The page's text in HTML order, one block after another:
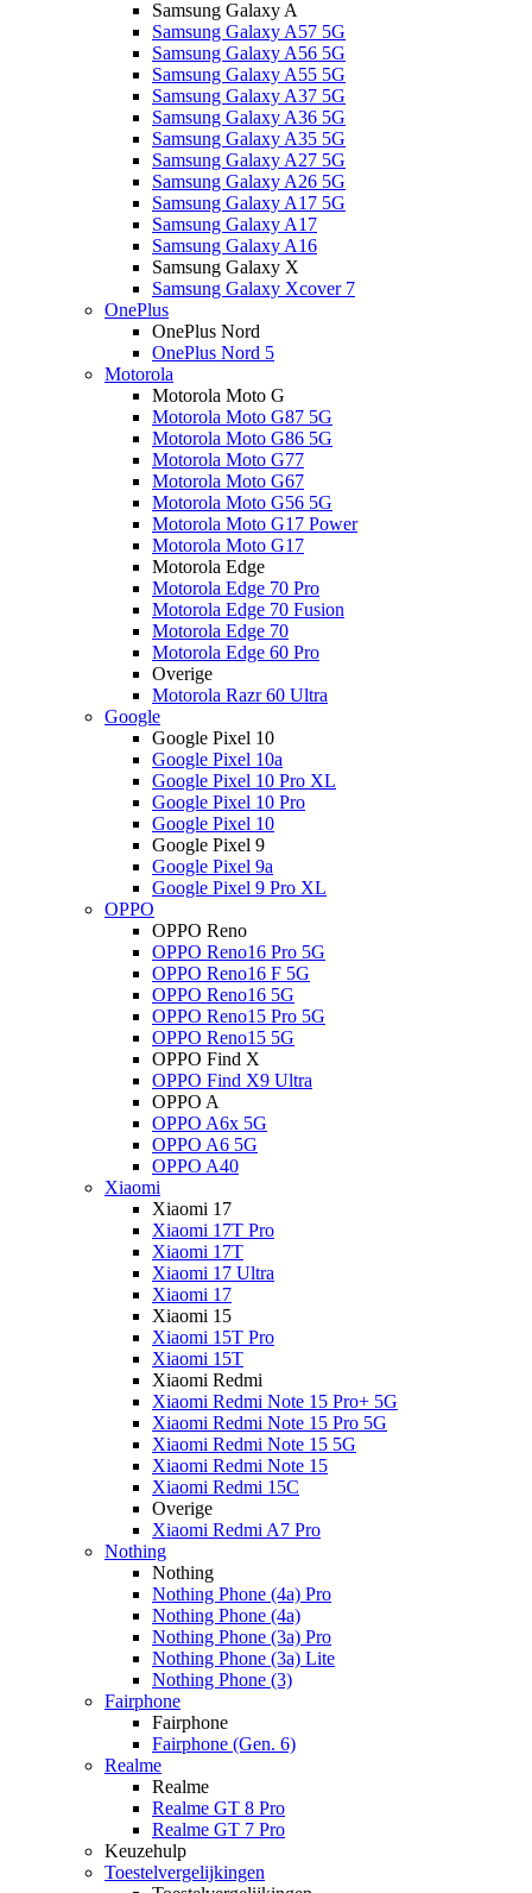
Samsung Galaxy A
Samsung Galaxy A57 5G
Samsung Galaxy A56 5G
Samsung Galaxy A55 5G
Samsung Galaxy A37 5G
Samsung Galaxy A36 5G
Samsung Galaxy A35 5G
Samsung Galaxy A27 5G
Samsung Galaxy A26 5G
Samsung Galaxy A17 5G
Samsung Galaxy A17
Samsung Galaxy A16
Samsung Galaxy X
Samsung Galaxy Xcover 7
OnePlus
OnePlus Nord
OnePlus Nord 5
Motorola
Motorola Moto G
Motorola Moto G87 5G
Motorola Moto G86 5G
Motorola Moto G77
Motorola Moto G67
Motorola Moto G56 5G
Motorola Moto G17 Power
Motorola Moto G17
Motorola Edge
Motorola Edge 70 Pro
Motorola Edge 70 Fusion
Motorola Edge 70
Motorola Edge 60 Pro
Overige
Motorola Razr 60 Ultra
Google
Google Pixel 10
Google Pixel 10a
Google Pixel 10 Pro XL
Google Pixel 10 Pro
Google Pixel 10
Google Pixel 9
Google Pixel 9a
Google Pixel 9 Pro XL
OPPO
OPPO Reno
OPPO Reno16 Pro 5G
OPPO Reno16 F 5G
OPPO Reno16 5G
OPPO Reno15 Pro 5G
OPPO Reno15 5G
OPPO Find X
OPPO Find X9 Ultra
OPPO A
OPPO A6x 5G
OPPO A6 5G
OPPO A40
Xiaomi
Xiaomi 17
Xiaomi 17T Pro
Xiaomi 17T
Xiaomi 17 Ultra
Xiaomi 17
Xiaomi 15
Xiaomi 15T Pro
Xiaomi 15T
Xiaomi Redmi
Xiaomi Redmi Note 15 Pro+ 5G
Xiaomi Redmi Note 15 Pro 5G
Xiaomi Redmi Note 15 5G
Xiaomi Redmi Note 15
Xiaomi Redmi 15C
Overige
Xiaomi Redmi A7 Pro
Nothing
Nothing
Nothing Phone (4a) Pro
Nothing Phone (4a)
Nothing Phone (3a) Pro
Nothing Phone (3a) Lite
Nothing Phone (3)
Fairphone
Fairphone
Fairphone (Gen. 6)
Realme
Realme
Realme GT 8 Pro
Realme GT 7 Pro
Keuzehulp
Toestelvergelijkingen